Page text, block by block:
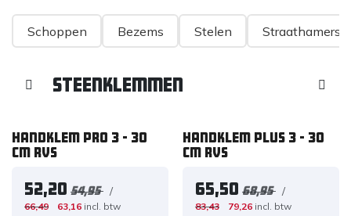
Schoppen Bezems Stelen Straathamers
Steenklemmen
Handklem PRO 3 - 30
cm RVS
52,20 54,95 /
66,49 63,16 incl. btw
Handklem PLUS 3 - 30
cm RVS
65,50 68,95 /
83,43 79,26 incl. btw